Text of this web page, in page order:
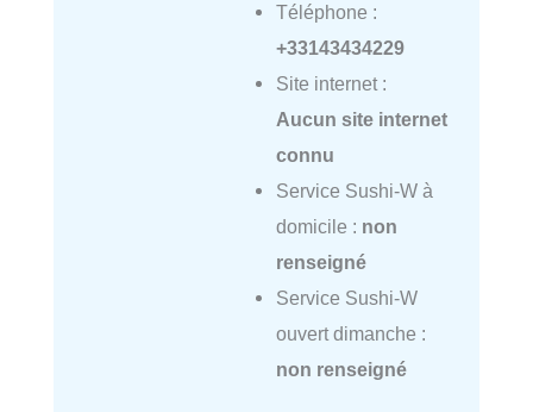
Téléphone :
+33143434229
Site internet :
Aucun site internet
connu
Service Sushi-W à
domicile : non
renseigné
Service Sushi-W
ouvert dimanche :
non renseigné